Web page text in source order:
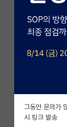
커뮤니티 홈
전체글보기
베스트 게시판
자유 게시판(
미국 유학 게
그동안 문의가
시 링크 발송